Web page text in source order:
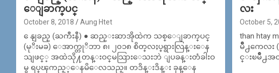
ေျခာက္​ပင္​
October 8, 2018 Aung Htet
ေနျခည္ (ႀကီးနီ) ● ဆည္​းဆာအိုထဲက သစ္​​ေျခာက္​ပင္​
(မုိးမခ) ေအာက္တုိဘာ ၈၊ ၂၀၁၈ စိတ္​လႈပ္​ရွားလြန္​း​ေန
သျဖင္​့ အထဲသို႔တန္​းဝင္​မသြား​ေသးဘဲ ျပခန္​းတံခါးဝ
မွ ရပ္​ၾကည္​့​ေနမိ​ေလသည္​။ တဒိန္​းဒိန္​း ခုန္​​ေန​
လး
October 5,
than
မိဳ႕ကေလး
င္းၿမိဳ႕အ